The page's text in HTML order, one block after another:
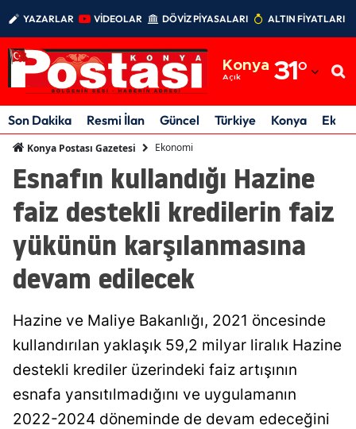
YAZARLAR VİDEOLAR DÖVİZ PİYASALARI ALTIN FİYATLARI
Konya
Açık 31°
Adıyaman
Afyonkarahisar
Amasya
Ankara
Antalya
Balıkesir
Bilecik
Bingöl
Son Dakika Resmi İlan Güncel Türkiye Konya
Konya Postası Gazetesi Ekonomi
Esnafın kullandığı Hazine
faiz destekli kredilerin faiz
yükünün karşılanmasına
devam edilecek
Hazine ve Maliye Bakanlığı, 2021 öncesinde
kullandırılan yaklaşık 59,2 milyar liralık Hazine
destekli krediler üzerindeki faiz artışının
esnafa yansıtılmadığını ve uygulamanın
2022-2024 döneminde de devam edeceğini